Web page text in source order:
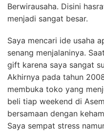
Berwirausaha. Disini
menjadi sangat besar.
Saya mencari ide usaha
senang menjalaninya.
gift karena saya sangat
Akhirnya pada tahun
membuka toko yang
beli tiap weekend di
bersamaan dengan
Saya sempat stress